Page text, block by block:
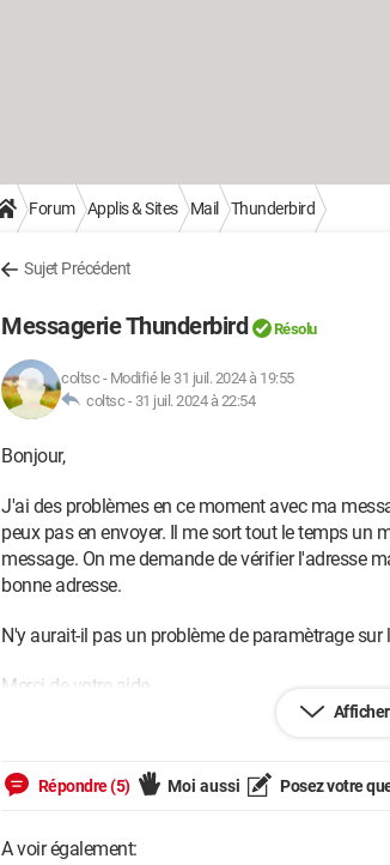
Forum Applis & Sites Mail Thunderbird
Sujet Précédent
Messagerie Thunderbird Résolu
coltsc - Modifié le 31 juil. 2024 à 19:55
coltsc - 31 juil. 2024 à 22:54
Bonjour,
J'ai des problèmes en ce moment avec ma
peux pas en envoyer. Il me sort tout le temps un
message. On me demande de vérifier l'adresse
bonne adresse.
N'y aurait-il pas un problème de paramètrage sur
Merci de votre aide.
Windows / Chrome 127.0.0.0
Répondre (5) Moi aussi Posez votre
A voir également: